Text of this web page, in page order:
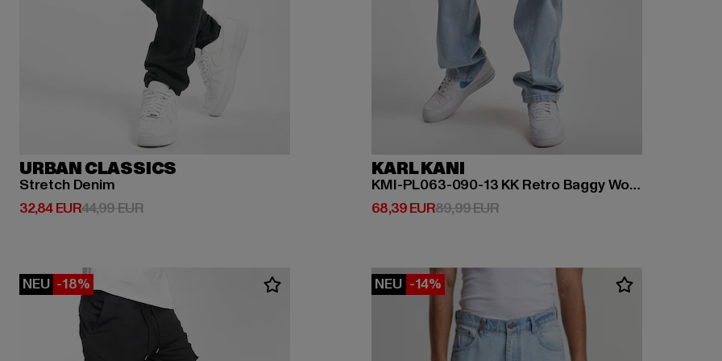
URBAN CLASSICS
Stretch Denim
32,84 EUR
Derzeitiger Preis: 32,84 EUR
44,99 EURAktionspreis: 44,99 EUR
KARL KANI
KMI-PL063-090-13 KK Retro Baggy Workwear Denim
68,39 EUR
Derzeitiger Preis: 68,39 EUR
89,99 EURAktionspreis: 89,99 EUR
NEU -18% NEU -14%